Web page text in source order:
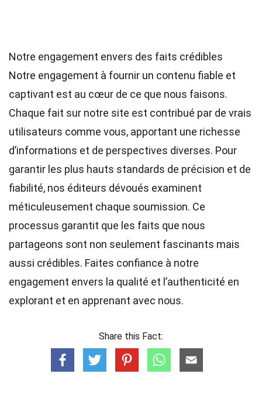
Notre engagement envers des faits crédibles
Notre engagement à fournir un contenu fiable et
captivant est au cœur de ce que nous faisons.
Chaque fait sur notre site est contribué par de vrais
utilisateurs comme vous, apportant une richesse
d’informations et de perspectives diverses. Pour
garantir les plus hauts standards de précision et de
fiabilité, nos éditeurs dévoués examinent
méticuleusement chaque soumission. Ce
processus garantit que les faits que nous
partageons sont non seulement fascinants mais
aussi crédibles. Faites confiance à notre
engagement envers la qualité et l’authenticité en
explorant et en apprenant avec nous.
Share this Fact: